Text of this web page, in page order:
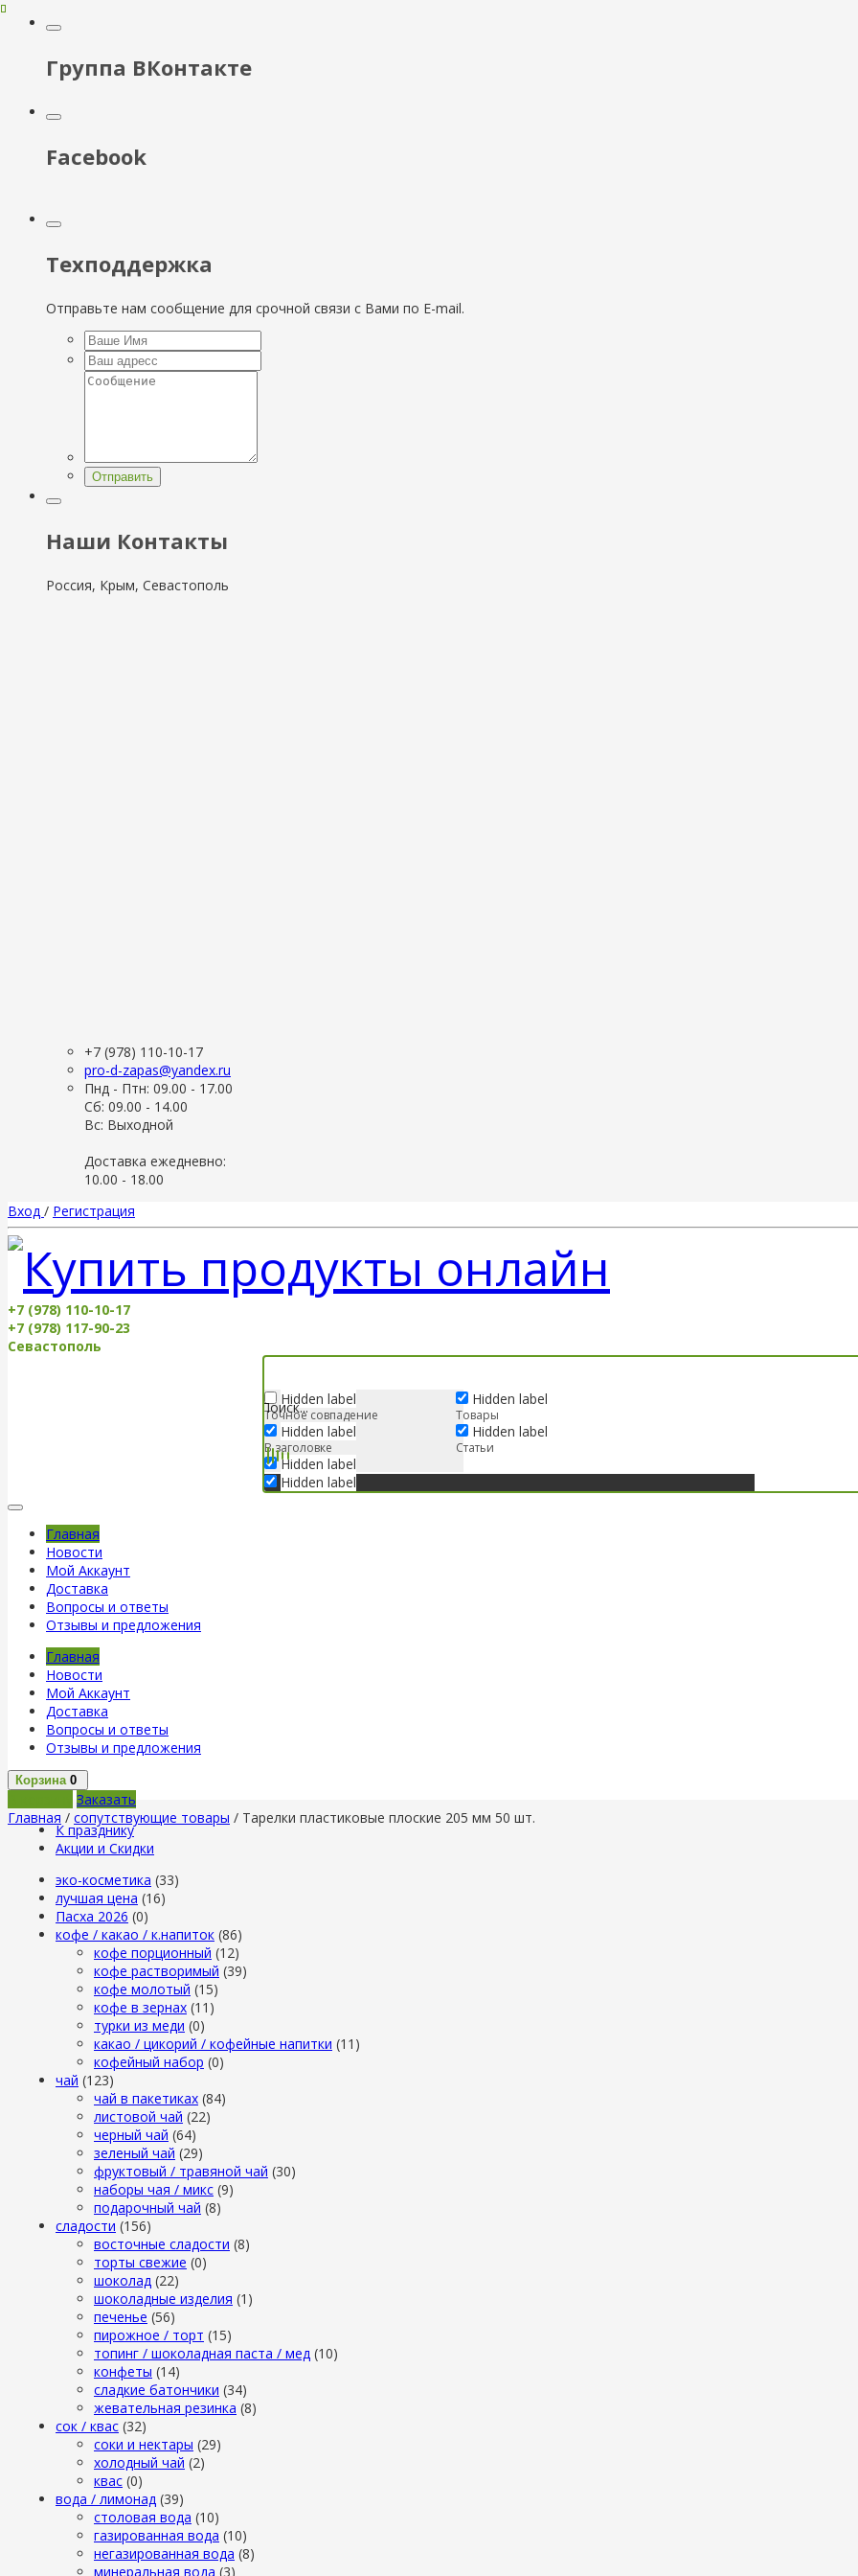
Группа ВКонтакте
Facebook
Техподдержка
Отправьте нам сообщение для срочной связи с Вами по E-mail.
Отправить
Наши Контакты
Россия, Крым, Севастополь
+7 (978) 110-10-17
pro-d-zapas@yandex.ru
Пнд - Птн: 09.00 - 17.00
Сб: 09.00 - 14.00
Вс: Выходной
Доставка ежедневно:
10.00 - 18.00
Вход / Регистрация
+7 (978) 110-10-17
+7 (978) 117-90-23
Севастополь
Hidden label
Точное совпадение
Hidden label
В заголовке
Hidden label
Hidden label
Hidden label
Товары
Hidden label
Статьи
Главная
Новости
Мой Аккаунт
Доставка
Вопросы и ответы
Отзывы и предложения
Главная
Новости
Мой Аккаунт
Доставка
Вопросы и ответы
Отзывы и предложения
Корзина 0
Заказать
Главная / сопутствующие товары / Тарелки пластиковые плоские 205 мм 50 шт.
К празднику
Акции и Скидки
эко-косметика (33)
лучшая цена (16)
Пасха 2026 (0)
кофе / какао / к.напиток (86)
кофе порционный (12)
кофе растворимый (39)
кофе молотый (15)
кофе в зернах (11)
турки из меди (0)
какао / цикорий / кофейные напитки (11)
кофейный набор (0)
чай (123)
чай в пакетиках (84)
листовой чай (22)
черный чай (64)
зеленый чай (29)
фруктовый / травяной чай (30)
наборы чая / микс (9)
подарочный чай (8)
сладости (156)
восточные сладости (8)
торты свежие (0)
шоколад (22)
шоколадные изделия (1)
печенье (56)
пирожное / торт (15)
топинг / шоколадная паста / мед (10)
конфеты (14)
сладкие батончики (34)
жевательная резинка (8)
сок / квас (32)
соки и нектары (29)
холодный чай (2)
квас (0)
вода / лимонад (39)
столовая вода (10)
газированная вода (10)
негазированная вода (8)
минеральная вода (3)